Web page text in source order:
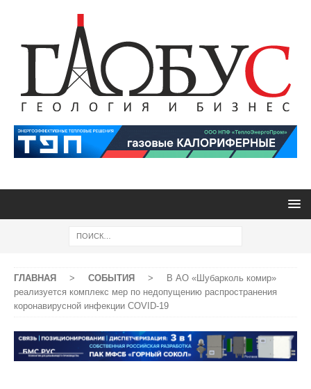
ГЛАВНАЯ > СОБЫТИЯ >
В АО «Шубарколь комир»
реализуется комплекс мер по недопущению распространения
коронавирусной инфекции COVID-19